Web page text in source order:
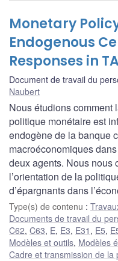
Monetary
Endogenous
Responses in
Document de travail du
Naubert
Nous étudions comment
politique monétaire est
endogène de la banque
macroéconomiques
deux agents. Nous nous
l’orientation de la
d’épargnants dans
Type(s) de contenu :
Documents de travail du
C62, C63, E, E3, E31 , E5,
Modèles et outils, Modèles
Cadre et transmission de la